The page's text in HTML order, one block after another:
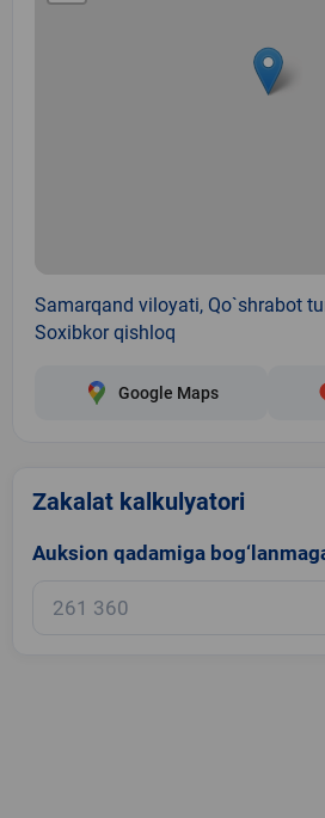
Samarqand viloyati, Qo`shrabot
Soxibkor qishloq
Google Maps
Zakalat kalkulyatori
Auksion qadamiga